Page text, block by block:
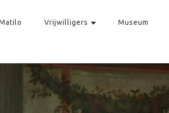
Vrijwilligers Museum